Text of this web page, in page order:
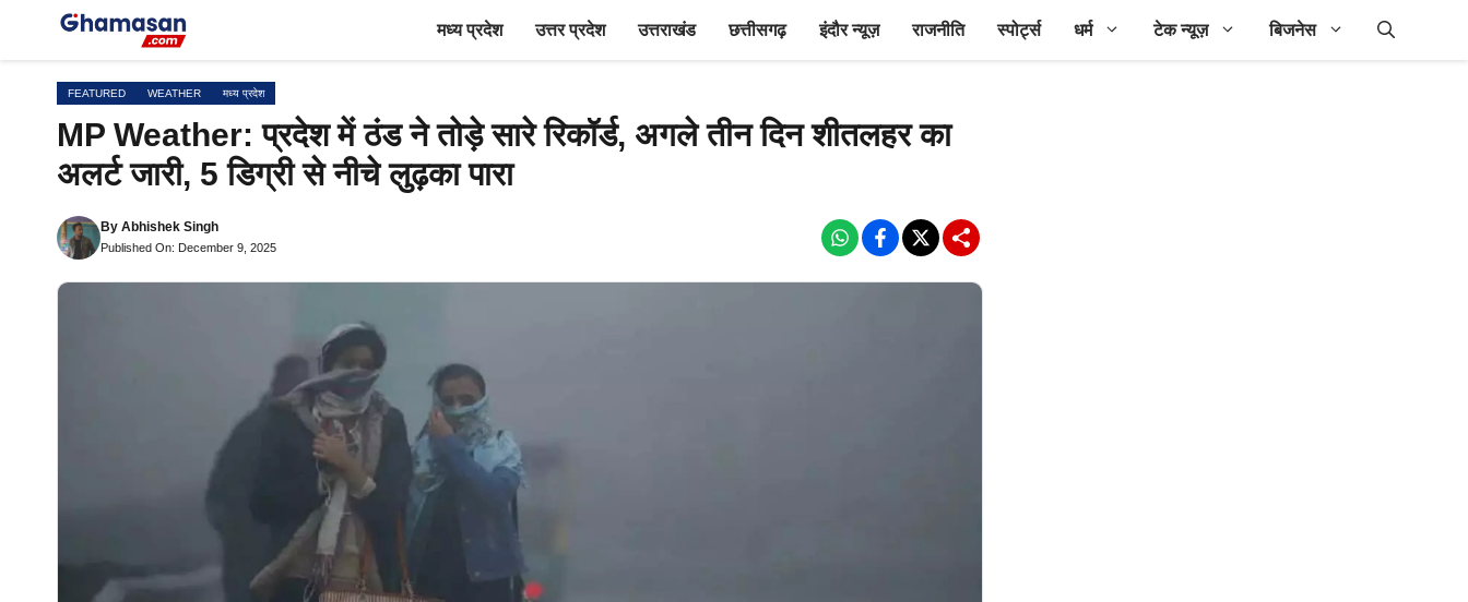
मध्य प्रदेश उत्तर प्रदेश उत्तराखंड छत्तीसगढ़ इंदौर न्यूज़ राजनीति स्पोर्ट्स धर्म टेक न्यूज़ बिजनेस
FEATURED WEATHER मध्य प्रदेश
MP Weather: प्रदेश में ठंड ने तोड़े सारे रिकॉर्ड, अगले तीन दिन शीतलहर का
अलर्ट जारी, 5 डिग्री से नीचे लुढ़का पारा
By Abhishek Singh
Published On: December 9, 2025